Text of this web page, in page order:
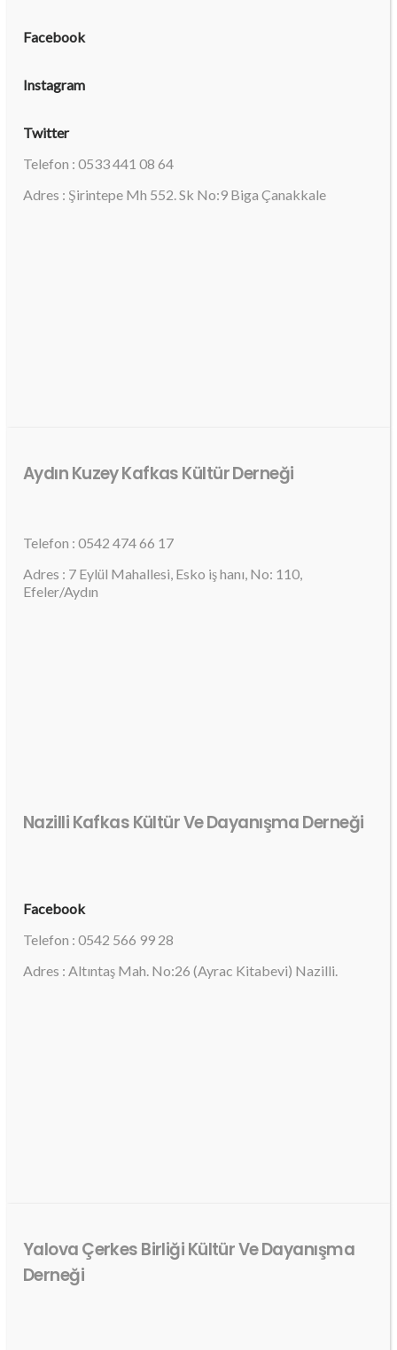
Facebook
Instagram
Twitter
Telefon : 0533 441 08 64
Adres : Şirintepe Mh 552. Sk No:9 Biga Çanakkale
Aydın Kuzey Kafkas Kültür Derneği
Telefon : 0542 474 66 17
Adres : 7 Eylül Mahallesi, Esko iş hanı, No: 110,
Efeler/Aydın
Nazilli Kafkas Kültür Ve Dayanışma Derneği
Facebook
Telefon : 0542 566 99 28
Adres : Altıntaş Mah. No:26 (Ayrac Kitabevi) Nazilli.
Yalova Çerkes Birliği Kültür Ve Dayanışma
Derneği